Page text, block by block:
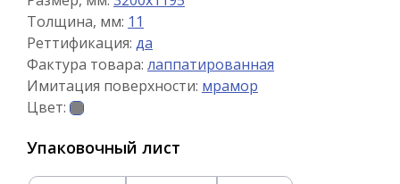
Толщина, мм: 11
Реттификация: да
Фактура товара: лаппатированная
Имитация поверхности: мрамор
Цвет:
Упаковочный лист